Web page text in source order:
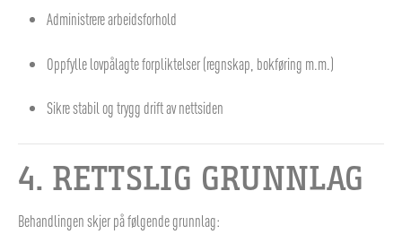
Administrere arbeidsforhold
Oppfylle lovpålagte forpliktelser (regnskap, bokføring m.m.)
Sikre stabil og trygg drift av nettsiden
4. RETTSLIG GRUNNLAG
Behandlingen skjer på følgende grunnlag: